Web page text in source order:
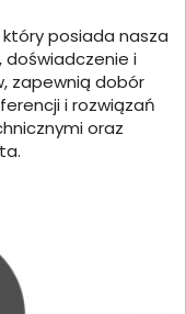
posiada nasza
doświadczenie i
zapewnią dobór
i rozwiązań
oraz